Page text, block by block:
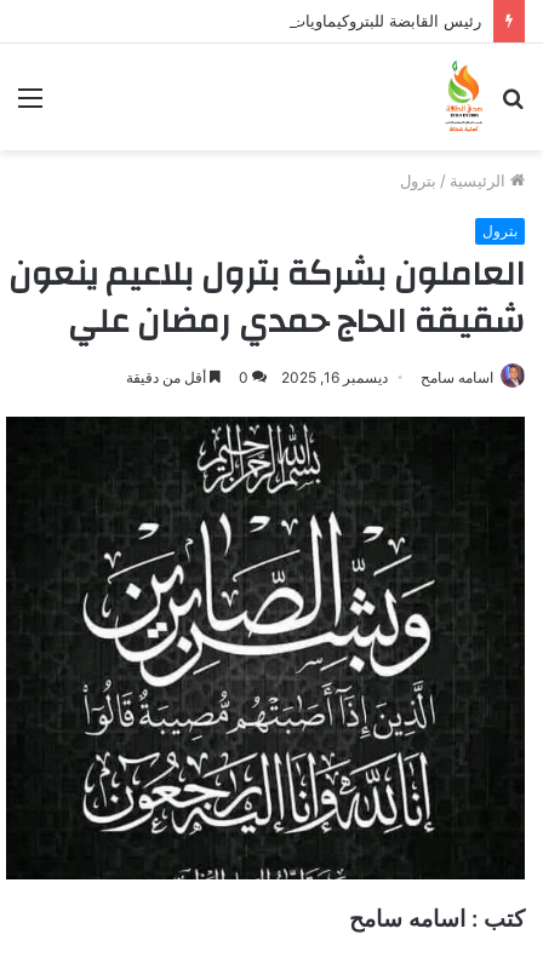
بحث
عن
الرئيسية / بترول
بترول
العاملون بشركة بترول بلاعيم ينعون
شقيقة الحاج حمدي رمضان علي
اسامه سامح ديسمبر 16, 2025 0 أقل من دقيقة
كتب : اسامه سامح